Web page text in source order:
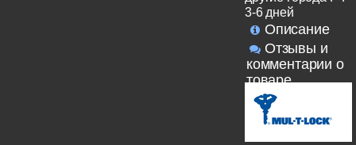
3-6 дней
Описание
Отзывы и
комментарии о
товаре